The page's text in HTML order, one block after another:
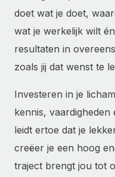
doet wat je doet,
wat je werkelijk wilt
resultaten in
zoals jij dat wenst te
Investeren in je
kennis,
leidt ertoe dat je
creëer je een hoog
traject brengt jou tot